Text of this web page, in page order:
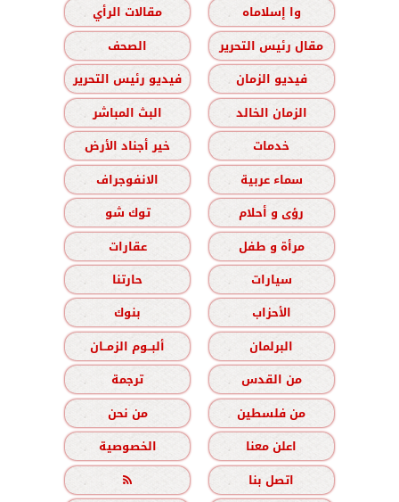
وا إسلاماه
مقالات الرأي
مقال رئيس التحرير
الصحف
فيديو الزمان
فيديو رئيس التحرير
الزمان الخالد
البث المباشر
خدمات
خير أجناد الأرض
سماء عربية
الانفوجراف
رؤى و أحلام
توك شو
مرأة و طفل
عقارات
سيارات
حارتنا
الأحزاب
بنوك
البرلمان
ألبــوم الزمــان
من القدس
ترجمة
من فلسطين
من نحن
اعلن معنا
الخصوصية
اتصل بنا
